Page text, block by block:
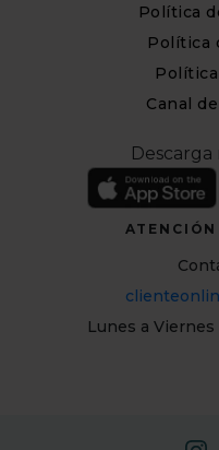
Política
Política
Canal
Lunes a